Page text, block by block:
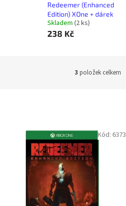
Redeemer (Enhanced
Edition) XOne + dárek
Skladem (2 ks)
238 Kč
3 položek celkem
Kód: 6373